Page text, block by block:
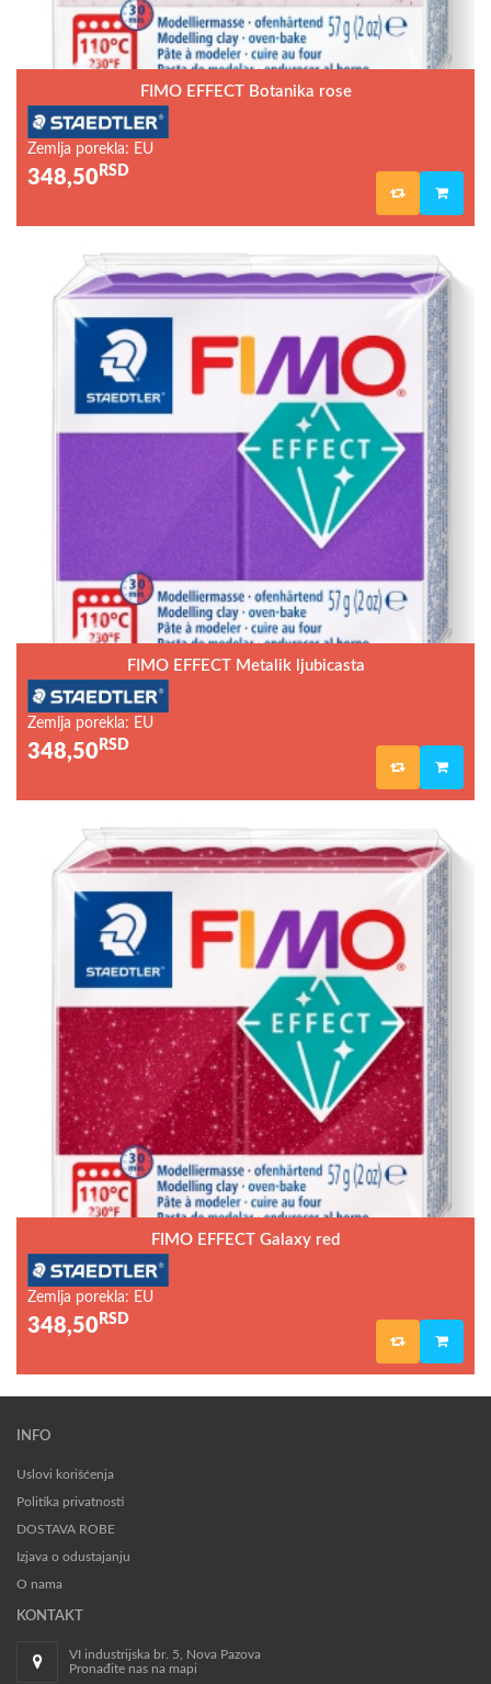
FIMO EFFECT Botanika rose
Zemlja porekla: EU
348,50 RSD
FIMO EFFECT Metalik ljubicasta
Zemlja porekla: EU
348,50 RSD
FIMO EFFECT Galaxy red
Zemlja porekla: EU
348,50 RSD
INFO
Uslovi korišćenja
Politika privatnosti
DOSTAVA ROBE
Izjava o odustajanju
O nama
KONTAKT
VI industrijska br. 5, Nova Pazova
Pronađite nas na mapi